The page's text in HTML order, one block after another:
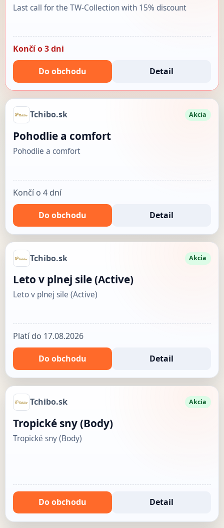
Last call for the TW-Collection with 15% discount
Končí o 3 dni
Do obchodu Detail
Tchibo.sk Akcia
Pohodlie a comfort
Pohodlie a comfort
Končí o 4 dní
Do obchodu Detail
Tchibo.sk Akcia
Leto v plnej sile (Active)
Leto v plnej sile (Active)
Platí do 17.08.2026
Do obchodu Detail
Tchibo.sk Akcia
Tropické sny (Body)
Tropické sny (Body)
Do obchodu Detail